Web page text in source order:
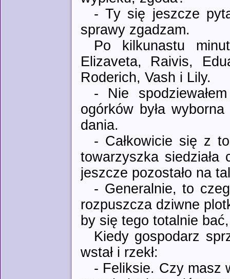
- Ty się jeszcze
sprawy zgadzam.
Po kilkunastu
Elizaveta, Raivis,
Roderich, Vash i Lily.
- Nie
ogórków była
dania.
- Całkowicie się z
towarzyszka
jeszcze pozostało na
- Generalnie, to
rozpuszcza dziwne
by się tego totalnie
Kiedy gospodarz
wstał i rzekł:
- Feliksie. Czy masz